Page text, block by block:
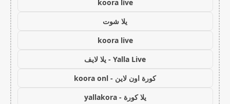
koora live
يلا شوت
koora live
Yalla Live - يلا لايف
كورة اون لاين - koora onl
يلا كورة - yallakora